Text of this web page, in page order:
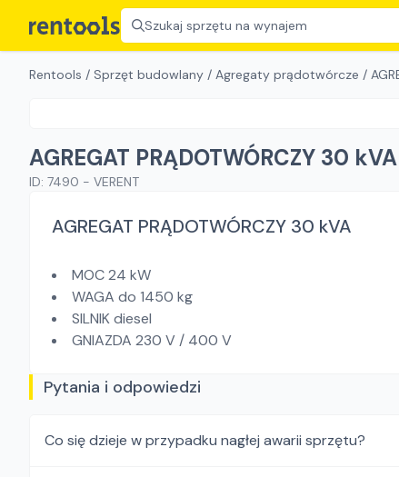
Szukaj sprzętu na wynajem
Rentools / Sprzęt budowlany / Agregaty prądotwórcze /
AGREGAT PRĄDOTWÓRCZY 30 kVA
ID: 7490 - VERENT
AGREGAT PRĄDOTWÓRCZY 30 kVA
MOC 24 kW
WAGA do 1450 kg
SILNIK diesel
GNIAZDA 230 V / 400 V
Pytania i odpowiedzi
Co się dzieje w przypadku nagłej awarii sprzętu?